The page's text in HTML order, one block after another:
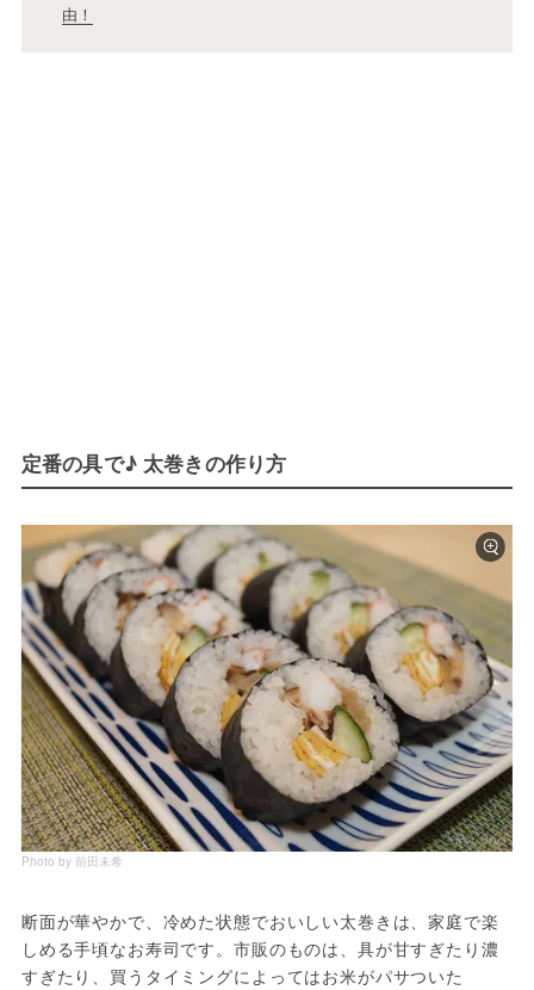
由！
定番の具で♪ 太巻きの作り方
Photo by 前田未希
断面が華やかで、冷めた状態でおいしい太巻きは、家庭で楽
しめる手頃なお寿司です。市販のものは、具が甘すぎたり濃
すぎたり、買うタイミングによってはお米がパサついた